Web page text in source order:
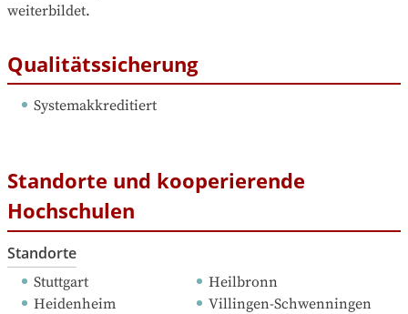
weiterbildet.
Qualitätssicherung
Systemakkreditiert
Standorte und kooperierende
Hochschulen
Standorte
Stuttgart
Heilbronn
Heidenheim
Villingen-Schwenningen